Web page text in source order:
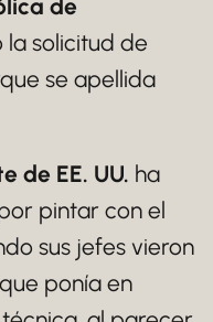
de
la solicitud de
se apellida
de EE. UU. ha
pintar con el
sus jefes vieron
ponía en